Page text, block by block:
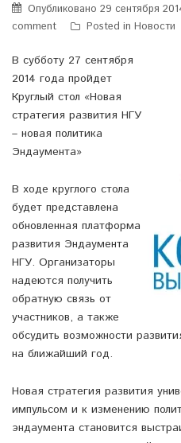
Опубликовано 29 сентября
comment
Posted in Новости
В субботу 27 сентября
2014 года пройдет
Круглый стол «Новая
стратегия развития НГУ
– новая политика
Эндаумента»
В ходе круглого стола
будет представлена
обновленная платформа
развития Эндаумента
НГУ. Организаторы
надеются получить
обратную связь от
участников, а также
обсудить возможности
на ближайший год.
Новая стратегия развития
импульсом и к изменению
эндаумента становится